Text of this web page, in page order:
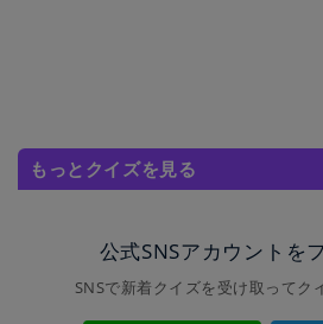
もっとクイズを見る
公式SNSアカウントを
SNSで新着クイズを受け取ってク